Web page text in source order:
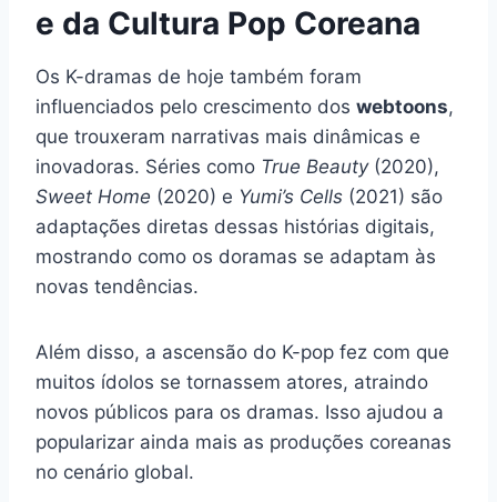
e da Cultura Pop Coreana
Os K-dramas de hoje também foram
influenciados pelo crescimento dos webtoons,
que trouxeram narrativas mais dinâmicas e
inovadoras. Séries como True Beauty(2020),
Sweet Home (2020) e Yumi’s Cells (2021) são
adaptações diretas dessas histórias digitais,
mostrando como os doramas se adaptam às
novas tendências.
Além disso, a ascensão do K-pop fez com que
muitos ídolos se tornassem atores, atraindo
novos públicos para os dramas. Isso ajudou a
popularizar ainda mais as produções coreanas
no cenário global.